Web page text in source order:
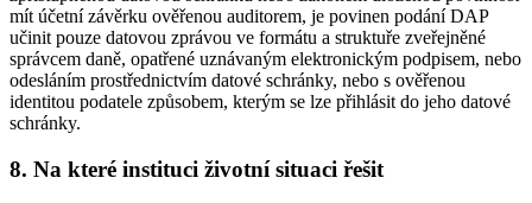
mít účetní závěrku ověřenou auditorem, je povinen podání DAP
učinit pouze datovou zprávou ve formátu a struktuře zveřejněné
správcem daně, opatřené uznávaným elektronickým podpisem, nebo
odesláním prostřednictvím datové schránky, nebo s ověřenou
identitou podatele způsobem, kterým se lze přihlásit do jeho datové
schránky.
8. Na které instituci životní situaci řešit